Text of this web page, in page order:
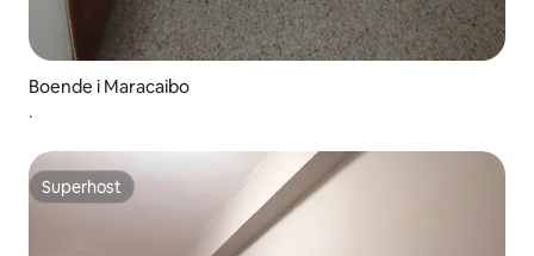
Boende i Maracaibo
.
Superhost
Superhost